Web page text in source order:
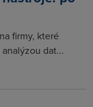
firmy, které
dat...